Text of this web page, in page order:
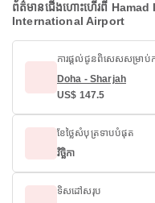
ព័ត៌មានជើងហោះហើរពី
International Airport
ការផ្តល់ជូនពិសេសសម្រាប់ក
Doha - Sharjah
US$ 147.5
ខែថ្លៃសំបុត្រទាបបំផុត
វិច្ឆិកា
ទិសដៅសរុប